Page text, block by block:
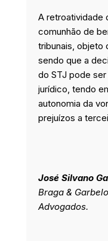
A retroatividade
comunhão de
tribunais, objeto
sendo que a
do STJ pode
jurídico, tendo
autonomia da
prejuízos a
José Silvano
Braga &
Advogados.